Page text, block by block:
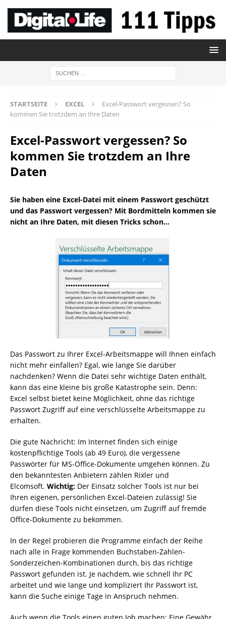
STARTSEITE EXCEL
Excel-Passwort vergessen? So
kommen Sie trotzdem an Ihre Daten
Excel-Passwort vergessen? So
kommen Sie trotzdem an Ihre
Daten
Sie haben eine Excel-Datei mit einem Passwort geschützt
und das Passwort vergessen? Mit Bordmitteln kommen sie
nicht an Ihre Daten, mit diesen Tricks schon…
Das Passwort zu Ihrer Excel-Arbeitsmappe will Ihnen einfach
nicht mehr einfallen? Egal, wie lange Sie darüber
nachdenken? Wenn die Datei sehr wichtige Daten enthält,
kann das eine kleine bis große Katastrophe sein. Denn:
Excel selbst bietet keine Möglichkeit, ohne das richtige
Passwort Zugriff auf eine verschlüsselte Arbeitsmappe zu
erhalten.
Die gute Nachricht: Im Internet finden sich einige
kostenpflichtige Tools (ab 49 Euro), die vergessene
Passwörter für MS-Office-Dokumente umgehen können. Zu
den bekanntesten Anbietern zählen Rixler und
Elcomsoft. Wichtig: Der Einsatz solcher Tools ist nur bei
Ihren eigenen, persönlichen Excel-Dateien zulässig! Sie
dürfen diese Tools nicht einsetzen, um Zugriff auf fremde
Office-Dokumente zu bekommen.
In der Regel probieren die Programme einfach der Reihe
nach alle in Frage kommenden Buchstaben-Zahlen-
Sonderzeichen-Kombinationen durch, bis das richtige
Passwort gefunden ist. Je nachdem, wie schnell Ihr PC
arbeitet und wie lange und kompliziert Ihr Passwort ist,
kann die Suche einige Tage in Anspruch nehmen.